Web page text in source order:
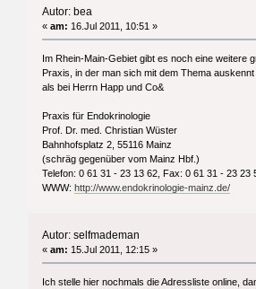
Autor: bea
«am: 16.Jul 2011, 10:51 »
Im Rhein-Main-Gebiet gibt es noch eine weitere
Praxis, in der man sich mit dem Thema
als bei Herrn Happ und Co&
Praxis für Endokrinologie
Prof. Dr. med. Christian Wüster
Bahnhofsplatz 2, 55116 Mainz
(schräg gegenüber vom Mainz Hbf.)
Telefon: 0 61 31 - 23 13 62, Fax: 0 61 31 - 23 23
WWW:http://www.endokrinologie-mainz.de/
Autor: selfmademan
«am: 15.Jul 2011, 12:15 »
Ich stelle hier nochmals die Adressliste online,